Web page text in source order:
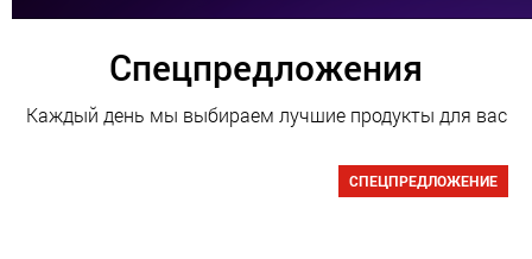
Спецпредложения
Каждый день мы выбираем лучшие продукты для вас
СПЕЦПРЕДЛОЖЕНИЕ